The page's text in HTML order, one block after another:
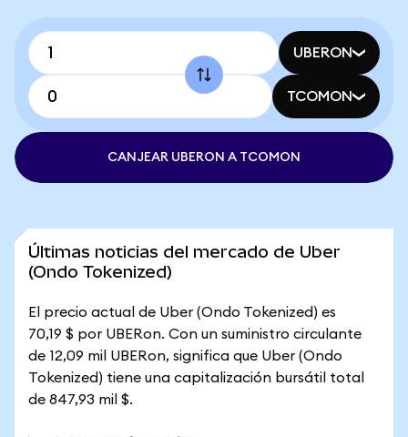
UBERON
TCOMON
CANJEAR UBERON A TCOMON
Últimas noticias del mercado de Uber
(Ondo Tokenized)
El precio actual de Uber (Ondo Tokenized) es
70,19 $ por UBERon. Con un suministro circulante
de 12,09 mil UBERon, significa que Uber (Ondo
Tokenized) tiene una capitalización bursátil total
de 847,93 mil $.